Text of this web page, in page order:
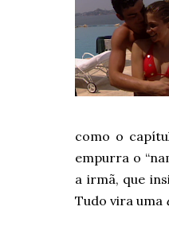
como o
empurra o
a irmã, que
Tudo vira uma